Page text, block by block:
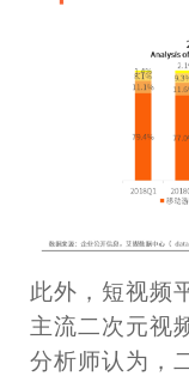
此外，短视频
主流二次元视
分析师认为，